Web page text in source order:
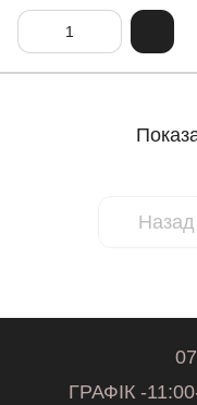
Назад
ГРАФІК -